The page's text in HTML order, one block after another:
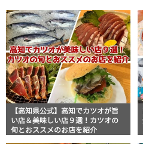
【高知県公式】高知でカツオが旨
い店＆美味しい店９選！カツオの
旬とおススメのお店を紹介